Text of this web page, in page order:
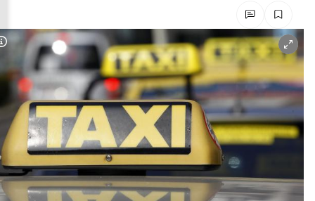
Untermenü
Untermenü
Untermenü
Untermenü
Untermenü
Copyright-Hinweis öffnen/schließen